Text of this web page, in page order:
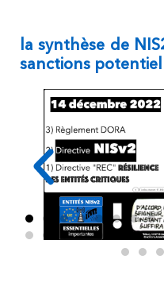
la synthèse de
sanctions